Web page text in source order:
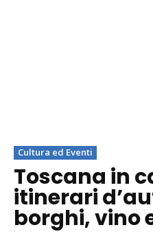
Cultura ed Eventi
Toscana in
itinerari
borghi, vino